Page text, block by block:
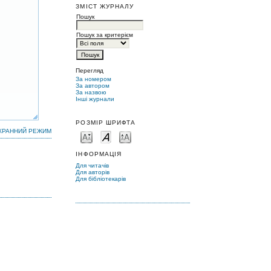
ЗМІСТ ЖУРНАЛУ
Пошук
Пошук за критерієм
Перегляд
За номером
За автором
За назвою
Інші журнали
РОЗМІР ШРИФТА
ІНФОРМАЦІЯ
Для читачів
Для авторів
Для бібліотекарів
РЕЖИМ